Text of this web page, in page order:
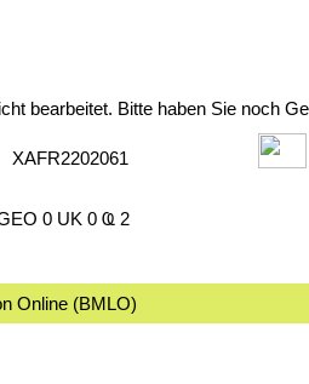
bearbeitet. Bitte haben Sie noch
XAFR2202061
0 UK 0 Ҩ 2
Online (BMLO)